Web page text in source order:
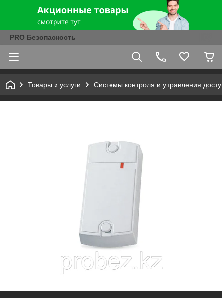
PRO Безопасность
Товары и услуги Системы контроля и управления